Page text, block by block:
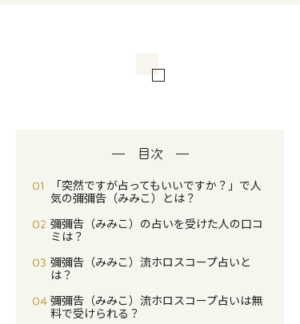
目次
「突然ですが占ってもいいですか？」で人
気の彌彌告（みみこ）とは？
彌彌告（みみこ）の占いを受けた人の口コ
ミは？
彌彌告（みみこ）流ホロスコープ占いと
は？
彌彌告（みみこ）流ホロスコープ占いは無
料で受けられる？